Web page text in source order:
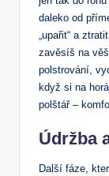
daleko od
„upařit“ a
zavěsíš na
polstrování,
když si na
polštář –
Údržba⁤
Další fáze,